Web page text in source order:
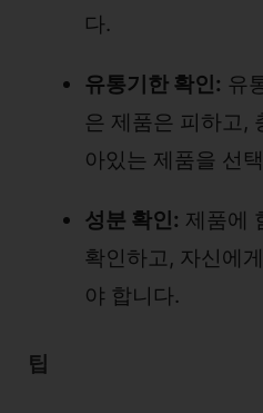
다.
유통기한 확인: 유
은 제품은 피하고,
아있는 제품을 선
성분 확인: 제품에
확인하고, 자신에
야 합니다.
팁